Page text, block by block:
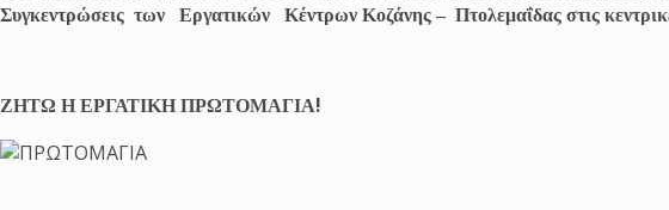
Συγκεντρώσεις των Εργατικών Κέντρων Κοζάνης – Πτολεμαΐδας στις
ΖΗΤΩ Η ΕΡΓΑΤΙΚΗ ΠΡΩΤΟΜΑΓΙΑ!